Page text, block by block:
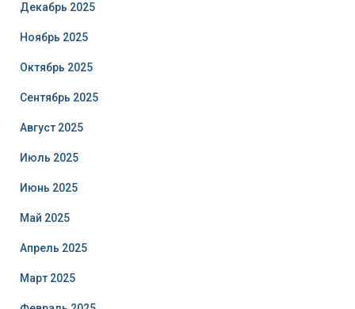
Декабрь 2025
Ноябрь 2025
Октябрь 2025
Сентябрь 2025
Август 2025
Июль 2025
Июнь 2025
Май 2025
Апрель 2025
Март 2025